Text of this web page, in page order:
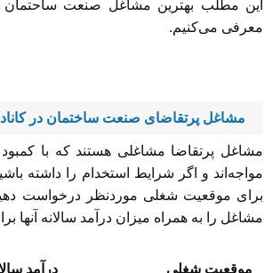
این مطلب بهترین مشاغل صنعت ساحتمان
معرفی می‌کنیم.
مشاغل پرتقاضای صنعت ساختمان در کانادا
مشاغل پرتقاضا مشاغلی هستند که با کمبود
مواجه‌اند و اگر شرایط استخدام را داشته
برای موقعیت شغلی موردنظر درخواست
مشاغل را به همراه میزان درآمد سالانه آنها
موقعیت شغلی درآمد